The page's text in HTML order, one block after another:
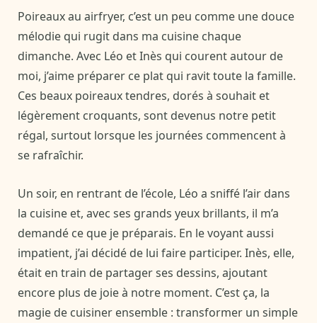
Poireaux au airfryer, c’est un peu comme une douce
mélodie qui rugit dans ma cuisine chaque
dimanche. Avec Léo et Inès qui courent autour de
moi, j’aime préparer ce plat qui ravit toute la famille.
Ces beaux poireaux tendres, dorés à souhait et
légèrement croquants, sont devenus notre petit
régal, surtout lorsque les journées commencent à
se rafraîchir.
Un soir, en rentrant de l’école, Léo a sniffé l’air dans
la cuisine et, avec ses grands yeux brillants, il m’a
demandé ce que je préparais. En le voyant aussi
impatient, j’ai décidé de lui faire participer. Inès, elle,
était en train de partager ses dessins, ajoutant
encore plus de joie à notre moment. C’est ça, la
magie de cuisiner ensemble : transformer un simple